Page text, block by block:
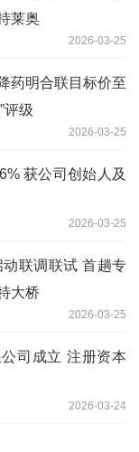
莱奥
2026-03-25
药明合联目标价至
评级
2026-03-25
获公司创始人及
2026-03-25
联调联试 首趟专
大桥
2026-03-25
司成立 注册资本
2026-03-24